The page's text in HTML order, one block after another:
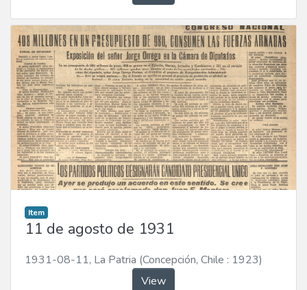
Item
11 de agosto de 1931
1931-08-11, La Patria (Concepción, Chile : 1923)
View